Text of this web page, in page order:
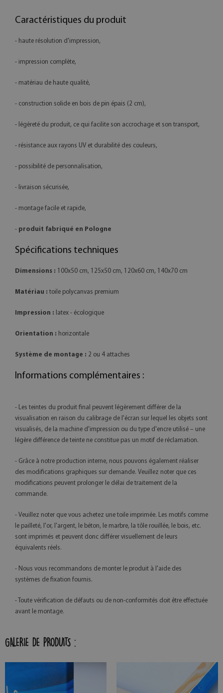
Caractéristiques du produit
- haute résolution d'impression,
- impression complète,
- matériau de haute qualité,
- construction solide en bois de pin épais (2 cm),
- légèreté du produit, ce qui facilite son accrochage et son transport,
- résistance aux rayons UV et durabilité des couleurs,
- possibilité de personnalisation,
- livraison sécurisée,
- montage facile et rapide,
- produit fabriqué en Pologne
Spécifications techniques
Dimensions : 100x50 cm, 125x50 cm, 120x60 cm, 140x70 cm
Matériau : toile polycanvas premium
Impression : latex - écologique
Orientation : horizontale
Système de montage : 2 ou 4 attaches
Informations complémentaires :
- Les teintes du produit final peuvent légèrement différer de la
visualisation en raison du calibrage de l'écran sur lequel les objets sont
visualisés, de la machine d'impression ou du type d'encre utilisé – une
légère différence de teinte ne constitue pas un motif de réclamation.
- Grâce à notre production interne, nous pouvons également réaliser
des modifications graphiques sur demande. Veuillez noter que ces
modifications peuvent prolonger le délai de traitement de la
commande.
- Veuillez noter que vous achetez une toile imprimée. Les motifs comme
le pailleté, l'or, l'argent, le béton, le marbre, la tôle rouillée, le bois, etc.
sont imprimés et peuvent donc différer visuellement de leurs
équivalents réels.
- Nous vous recommandons de monter le produit à l'aide des
systèmes de fixation fournis.
- Toute vérification de défauts ou de non-conformités doit être effectuée
avant le montage.
GALERIE DE PRODUITS :